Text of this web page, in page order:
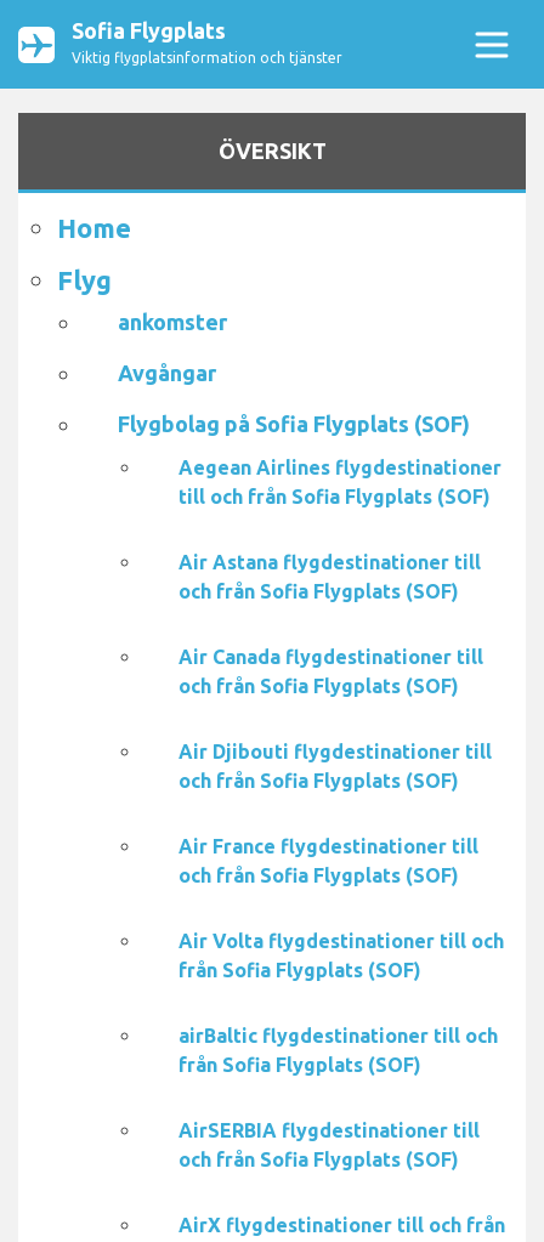
Sofia Flygplats
Viktig flygplatsinformation och tjänster
ÖVERSIKT
Home
Flyg
ankomster
Avgångar
Flygbolag på Sofia Flygplats (SOF)
Aegean Airlines flygdestinationer
till och från Sofia Flygplats (SOF)
Air Astana flygdestinationer till
och från Sofia Flygplats (SOF)
Air Canada flygdestinationer till
och från Sofia Flygplats (SOF)
Air Djibouti flygdestinationer till
och från Sofia Flygplats (SOF)
Air France flygdestinationer till
och från Sofia Flygplats (SOF)
Air Volta flygdestinationer till och
från Sofia Flygplats (SOF)
airBaltic flygdestinationer till och
från Sofia Flygplats (SOF)
AirSERBIA flygdestinationer till
och från Sofia Flygplats (SOF)
AirX flygdestinationer till och från